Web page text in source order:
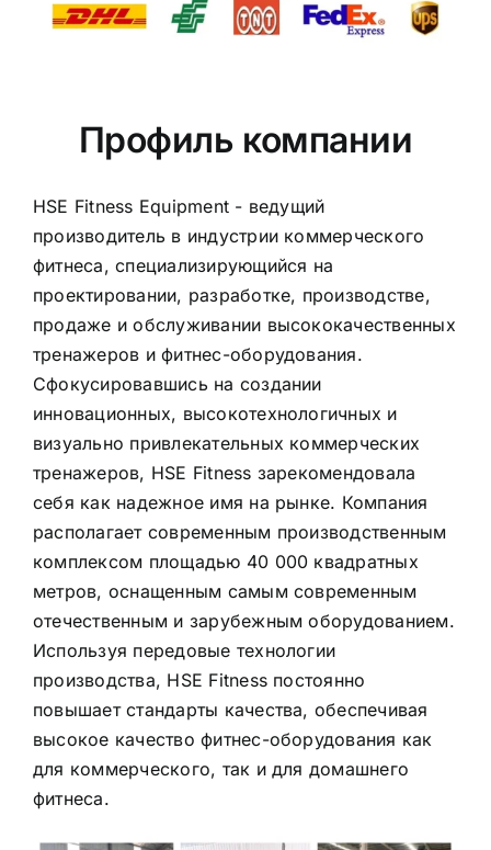
Профиль компании
HSE Fitness Equipment - ведущий
производитель в индустрии коммерческого
фитнеса, специализирующийся на
проектировании, разработке, производстве,
продаже и обслуживании высококачественных
тренажеров и фитнес-оборудования.
Сфокусировавшись на создании
инновационных, высокотехнологичных и
визуально привлекательных коммерческих
тренажеров, HSE Fitness зарекомендовала
себя как надежное имя на рынке. Компания
располагает современным производственным
комплексом площадью 40 000 квадратных
метров, оснащенным самым современным
отечественным и зарубежным оборудованием.
Используя передовые технологии
производства, HSE Fitness постоянно
повышает стандарты качества, обеспечивая
высокое качество фитнес-оборудования как
для коммерческого, так и для домашнего
фитнеса.